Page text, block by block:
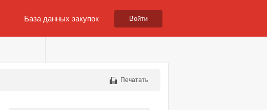
База данных закупок Войти
Печатать